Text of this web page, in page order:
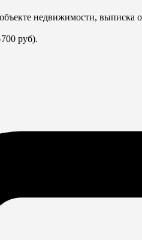
недвижимости, выписка
руб).